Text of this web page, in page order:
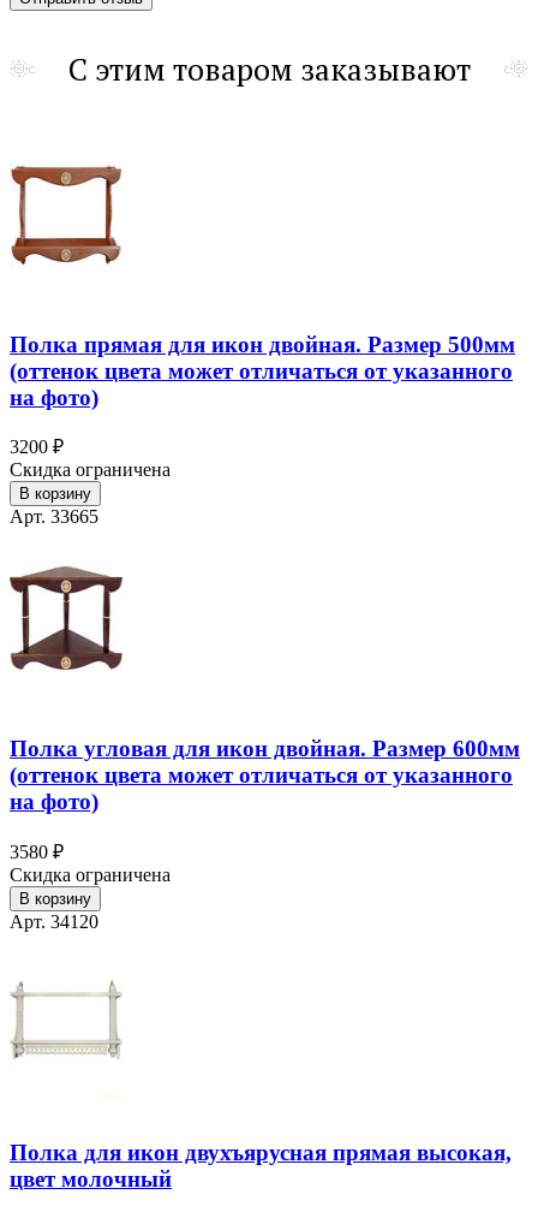
С этим товаром заказывают
Полка прямая для икон двойная. Размер 500мм
(оттенок цвета может отличаться от указанного
на фото)
3200 ₽
Скидка ограничена
В корзину
Арт. 33665
Полка угловая для икон двойная. Размер 600мм
(оттенок цвета может отличаться от указанного
на фото)
3580 ₽
Скидка ограничена
В корзину
Арт. 34120
Полка для икон двухъярусная прямая высокая,
цвет молочный